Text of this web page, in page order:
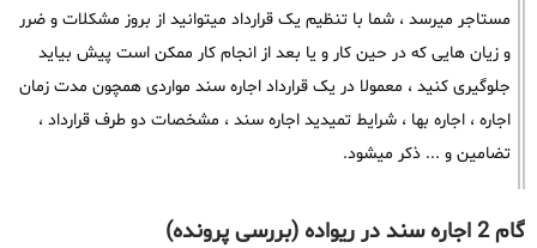
مستاجر میرسد ، شما با تنظیم یک قرارداد میتوانید از بروز مشکلات و ضرر
و زیان هایی که در حین کار و یا بعد از انجام کار ممکن است پیش بیاید
جلوگیری کنید ، معمولا در یک قرارداد اجاره سند مواردی همچون مدت زمان
اجاره ، اجاره بها ، شرایط تمیدید اجاره سند ، مشخصات دو طرف قرارداد ،
تضامین و ... ذکر میشود.
گام 2 اجاره سند در ریواده (بررسی پرونده)